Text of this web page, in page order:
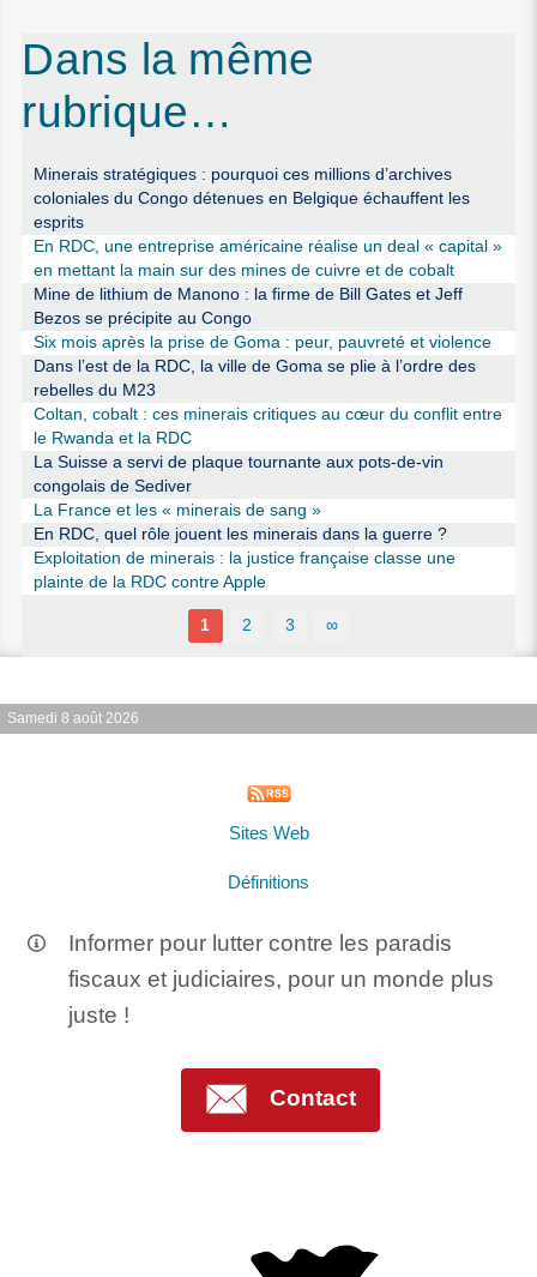
Dans la même
rubrique…
Minerais stratégiques : pourquoi ces millions d’archives
coloniales du Congo détenues en Belgique échauffent les
esprits
En RDC, une entreprise américaine réalise un deal « capital »
en mettant la main sur des mines de cuivre et de cobalt
Mine de lithium de Manono : la firme de Bill Gates et Jeff
Bezos se précipite au Congo
Six mois après la prise de Goma : peur, pauvreté et violence
Dans l’est de la RDC, la ville de Goma se plie à l’ordre des
rebelles du M23
Coltan, cobalt : ces minerais critiques au cœur du conflit entre
le Rwanda et la RDC
La Suisse a servi de plaque tournante aux pots-de-vin
congolais de Sediver
La France et les « minerais de sang »
En RDC, quel rôle jouent les minerais dans la guerre ?
Exploitation de minerais : la justice française classe une
plainte de la RDC contre Apple
1 2 3 ∞
Samedi 8 août 2026
Sites Web
Définitions
Informer pour lutter contre les paradis
fiscaux et judiciaires, pour un monde plus
juste !
Contact